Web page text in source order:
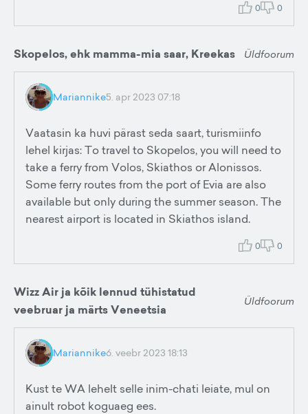
0 0
Skopelos, ehk mamma-mia saar, Kreekas Üldfoorum
Mariannike5. apr 2023 07:18
Vaatasin ka huvi pärast seda saart, turismiinfo
lehel kirjas: To travel to Skopelos, you will need to
take a ferry from Volos, Skiathos or Alonissos.
Some ferry routes from the port of Evia are also
available but only during the summer season. The
nearest airport is located in Skiathos island.
0 0
Wizz Air ja kõik lennud tühistatud
veebruar ja märts Veneetsia
Üldfoorum
Mariannike6. veebr 2023 18:13
Kust te WA lehelt selle inim-chati leiate, mul on
ainult robot koguaeg ees.